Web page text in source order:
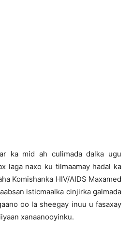
ka mid ah culimada dalka ugu
laga naxo ku tilmaamay hadal ka
Komishanka HIV/AIDS Maxamed
isticmaalka cinjirka galmada
oo la sheegay inuu u fasaxay
xanaanooyinku.